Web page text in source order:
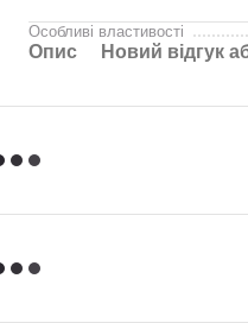
Особливі властивості
Опис Новий відгук